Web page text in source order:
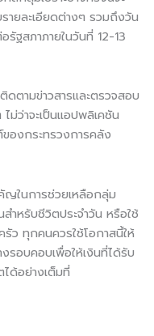
ยละเอียดต่างๆ รวมถึงวัน
ฐสภาภายในวันที่ 12-13
ตามข่าวสารและตรวจสอบ
ม่ว่าจะเป็นแอปพลิเคชัน
ของกระทรวงการคลัง
ญในการช่วยเหลือกลุ่ม
สำหรับชีวิตประจำวัน หรือใช้
ว ทุกคนควรใช้โอกาสนี้ให้
รอบคอบเพื่อให้เงินที่ได้รับ
ด้อย่างเต็มที่